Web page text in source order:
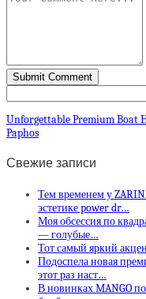
Unforgettable Premium Boat
Paphos
Свежие записи
Тем временем у
эстетике power dr…
Моя обсессия по
— голубые…
Тот самый яркий
Подоспела новая
этот раз наст…
В новинках MANGO